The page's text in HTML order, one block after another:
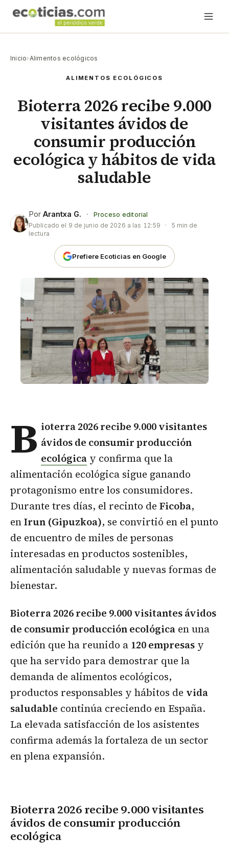
Inicio›Alimentos ecológicos
ALIMENTOS ECOLÓGICOS
Bioterra 2026 recibe 9.000
visitantes ávidos de
consumir producción
ecológica y hábitos de vida
saludable
Por Arantxa G. ·
Proceso editorial
Publicado el 9 de junio de 2026 a las 12:59 ·
5 min de
lectura
Prefiere Ecoticias en Google
B ioterra 2026 recibe 9.000 visitantes
ávidos de consumir producción
ecológica y confirma que la
alimentación ecológica sigue ganando
protagonismo entre los consumidores.
Durante tres días, el recinto de Ficoba,
enIrun (Gipuzkoa), se convirtió en el punto
de encuentro de miles de personas
interesadas en productos sostenibles,
alimentación saludable y nuevas formas de
bienestar.
Bioterra 2026 recibe 9.000 visitantes ávidos
de consumir producción ecológica en una
edición que ha reunido a 120 empresas y
que ha servido para demostrar que la
demanda de alimentos ecológicos,
productos responsables y hábitos de vida
saludable continúa creciendo en España.
La elevada satisfacción de los asistentes
confirma además la fortaleza de un sector
en plena expansión.
Bioterra 2026 recibe 9.000 visitantes
ávidos de consumir producción
ecológica